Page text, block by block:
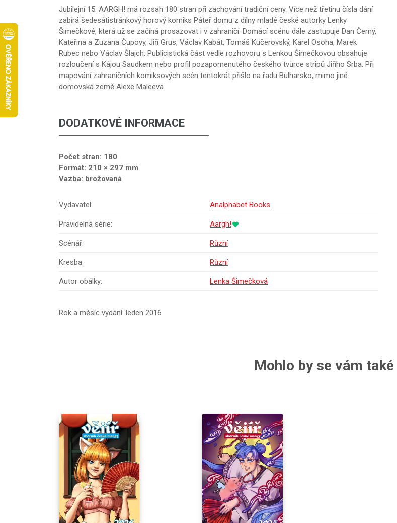
Jubilejní 15. AARGH! má rozsah 180 stran při zachování tradiční ceny. Více než třetinu čísla dání
zabírá šedesátistránkový horový komiks Páteř domu z dílny mladé české autorky Lenky
Šimečkové, která už se začíná prosazovat i v zahraničí. Domácí scénu dále zastupuje Dan Černý,
Kateřina a Zuzana Čupovy, Jiří Grus, Václav Kabát, Tomáš Kučerovský, Karel Osoha, Marek
Rubec nebo Václav Šlajch. Publicistická část vedle rozhovoru s Lenkou Šimečkovou obsahuje
rozloučení s Kájou Saudkem nebo profil pozapomenutého českého tvůrce stripů Jiřího Srba. Při
mapování zahraničních komiksových scén tentokrát přišlo na řadu Bulharsko, mimo jiné
domovská země Alexe Maleeva.
DODATKOVÉ INFORMACE
Počet stran: 180
Formát: 210 × 297 mm
Vazba: brožovaná
Vydavatel: Analphabet Books
Pravidelná série: Aargh!
Scénář: Různí
Kresba: Různí
Autor obálky: Lenka Šimečková
Rok a měsíc vydání: leden 2016
Mohlo by se vám